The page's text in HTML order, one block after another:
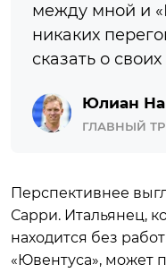
между мной и
никаких
сказать о своих
Юлиан
ГЛАВНЫЙ
Перспективнее
Сарри. Итальянец,
находится без
«Ювентуса», может